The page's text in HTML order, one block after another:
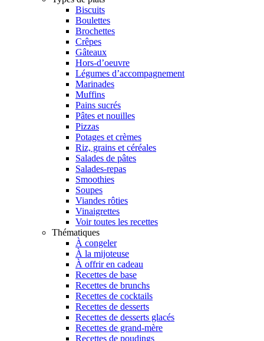
Biscuits
Boulettes
Brochettes
Crêpes
Gâteaux
Hors-d’oeuvre
Légumes d’accompagnement
Marinades
Muffins
Pains sucrés
Pâtes et nouilles
Pizzas
Potages et crèmes
Riz, grains et céréales
Salades de pâtes
Salades-repas
Smoothies
Soupes
Viandes rôties
Vinaigrettes
Voir toutes les recettes
Thématiques
À congeler
À la mijoteuse
À offrir en cadeau
Recettes de base
Recettes de brunchs
Recettes de cocktails
Recettes de desserts
Recettes de desserts glacés
Recettes de grand-mère
Recettes de poudings